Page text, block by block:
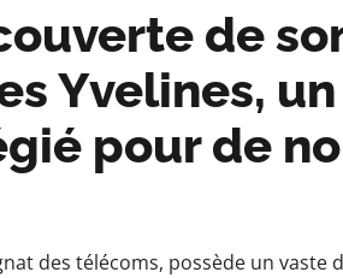
de
Yvelines,
pour de
des télécoms, possède un vaste